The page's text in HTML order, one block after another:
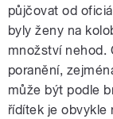
půjčovat od
byly ženy na
množství nehod.
poranění,
může být podle
řídítek je obvykle